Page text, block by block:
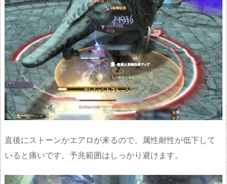
直後にストーンかエアロが来るので、属性耐性が低下して
いると痛いです。予兆範囲はしっかり避けます。